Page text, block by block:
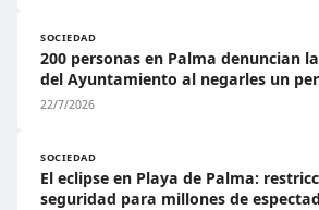
SOCIEDAD
200 personas en Palma denuncian
del Ayuntamiento al negarles un
22/7/2026
SOCIEDAD
El eclipse en Playa de Palma:
seguridad para millones de